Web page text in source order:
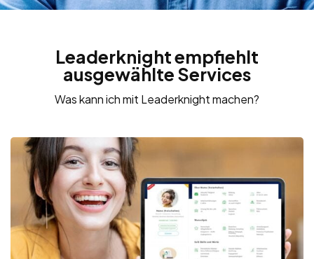
Leaderknight empfiehlt
ausgewählte Services
Was kann ich mit Leaderknight machen?